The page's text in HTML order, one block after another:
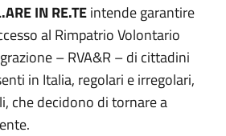
IN RE.TEintende garantire
al Rimpatrio Volontario
– RVA&R – di cittadini
in Italia, regolari e irregolari,
che decidono di tornare a